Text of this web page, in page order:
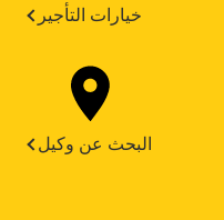
خيارات التأجير
البحث عن وكيل